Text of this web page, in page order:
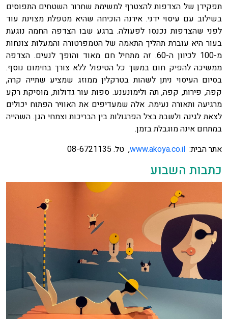
תפקידן של הצדפות להצטרף למשימת שחרור השטחים התפוסים
בשילוב עם עיסוי ידני. אירנה הוכיחה שהיא מטפלת מצוינת עוד
לפני שהצדפות נכנסו לפעולה. ברגע שבו הצדפה החמה נוגעת
בעור היא עוברת תהליך התאמה של הטמפרטורה והמעלות צונחות
מ-100 לכיוון ה-60. זה מתחיל חם מאוד והופך לנעים. הצדפה
ממשיכה להפיק חום במשך כל הטיפול ללא צורך בחימום נוסף.
בסיום העיסוי ניתן לשהות בטרקלין ממוזג שמציע שתייה קרה,
קפה, פירות, קפה, תה ולימונענע. ספות עור גדולות, מוסיקת רקע
מרגיעה ותאורה נעימה. אלה שמעדיפים את האוויר הפתוח יכולים
לצאת לגינה ולשבת בצל הפרגולות בין הבריכות וצמחי הגן. השהייה
במתחם אינה מוגבלת בזמן.
אתר הבית: www.akoya.co.il, טל. 08-6721135
כתבות השבוע